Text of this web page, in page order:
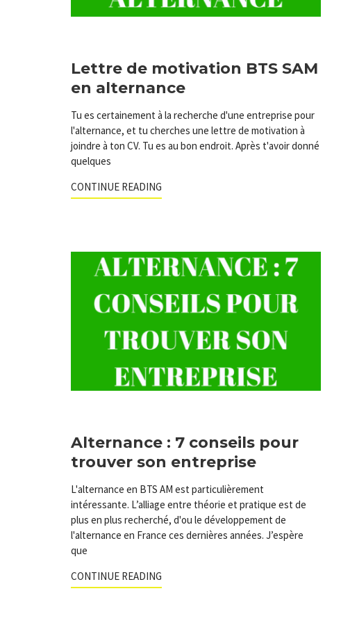
Lettre de motivation BTS SAM
en alternance
Tu es certainement à la recherche d'une entreprise pour
l'alternance, et tu cherches une lettre de motivation à
joindre à ton CV. Tu es au bon endroit. Après t'avoir donné
quelques
CONTINUE READING
Alternance : 7 conseils pour
trouver son entreprise
L'alternance en BTS AM est particulièrement
intéressante. L’alliage entre théorie et pratique est de
plus en plus recherché, d'ou le développement de
l'alternance en France ces dernières années. J’espère
que
CONTINUE READING